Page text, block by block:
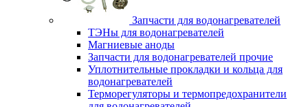
Запчасти для водонагревателей
ТЭНы для водонагревателей
Магниевые аноды
Запчасти для водонагревателей прочие
Уплотнительные прокладки и кольца для
водонагревателей
Терморегуляторы и термопредохранители